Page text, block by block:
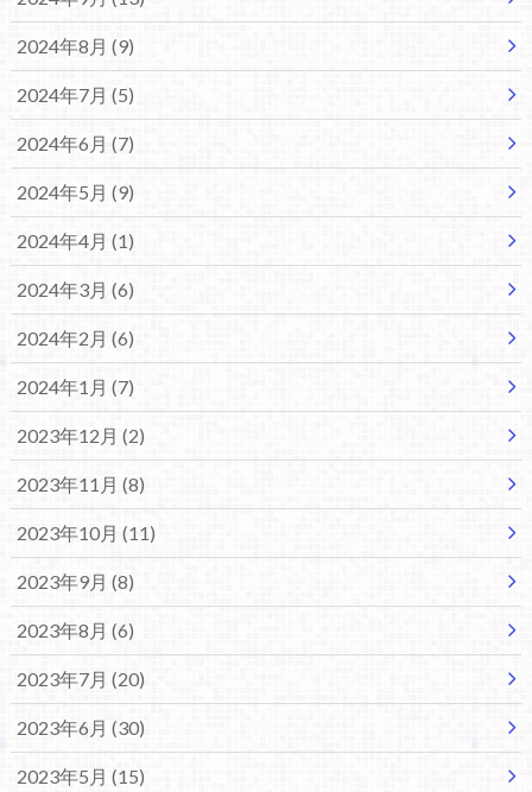
2024年8月 (9)
2024年7月 (5)
2024年6月 (7)
2024年5月 (9)
2024年4月 (1)
2024年3月 (6)
2024年2月 (6)
2024年1月 (7)
2023年12月 (2)
2023年11月 (8)
2023年10月 (11)
2023年9月 (8)
2023年8月 (6)
2023年7月 (20)
2023年6月 (30)
2023年5月 (15)